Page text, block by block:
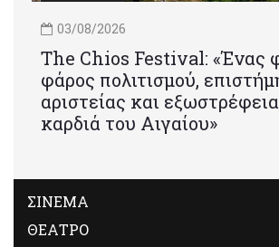
03/08/2026
Τhe Chios Festival: «Ένας
φάρος πολιτισμού,
αριστείας και
καρδιά του Αιγαίου»
ΣΙΝΕΜΑ
ΘΕΑΤΡΟ